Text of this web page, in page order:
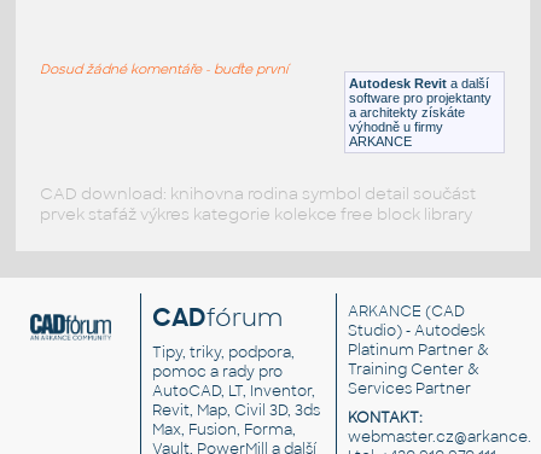
059 Table Lamp (2)
Autodesk Revit a další
software pro projektanty
a architekty získáte
výhodně u firmy
ARKANCE
Dosud žádné komentáře - buďte první
CAD download: knihovna rodina symbol detail součást
prvek stafáž výkres kategorie kolekce free block library
CADfórum
Tipy, triky, podpora,
pomoc a rady pro
AutoCAD, LT, Inventor,
Revit, Map, Civil 3D, 3ds
Max, Fusion, Forma,
Vault, PowerMill a další
ARKANCE (CAD
Studio) - Autodesk
Platinum Partner &
Training Center &
Services Partner
KONTAKT: